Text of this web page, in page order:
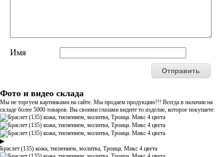
Имя
Фото и видео склада
Мы не торгуем картинками на сайте. Мы продаем продукцию!!! Всегда в наличии на
складе более 5000 товаров. Вы своими глазами видите то изделие, которое покупаете.
▶
Браслет (135) кожа, тиснением, молитва, Троица. Микс 4 цвета